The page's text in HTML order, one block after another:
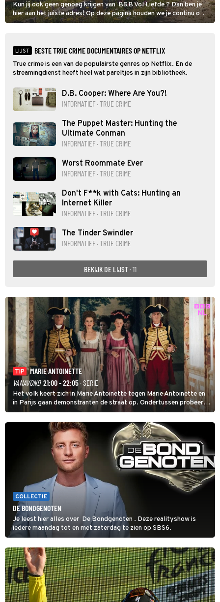
Kun jij ook geen genoeg krijgen van B&B Vol Liefde ? Dan ben je
hier aan het juiste adres! Op deze pagina houden we je continu op
de hoogte van al het nieuws over de datingshow.
LIJST BESTE TRUE CRIME DOCUMENTAIRES OP NETFLIX
True crime is een van de populairste genres op Netflix. En de
streamingdienst heeft heel wat pareltjes in zijn bibliotheek.
D.B. Cooper: Where Are You?!
INFORMATIEF · TRUE CRIME
The Puppet Master: Hunting the
Ultimate Conman
INFORMATIEF · TRUE CRIME
Worst Roommate Ever
INFORMATIEF · TRUE CRIME
Don't F**k with Cats: Hunting an
Internet Killer
INFORMATIEF · TRUE CRIME
The Tinder Swindler
INFORMATIEF · TRUE CRIME
BEKIJK DE LIJST · 11
TIP
MARIE ANTOINETTE
VANAVOND 21:00 - 22:05· SERIE
Het volk keert zich in Marie Antoinette tegen Marie Antoinette en
in Parijs gaan demonstranten de straat op. Ondertussen probeert
Marie Antoinette landgoed Saint-Cloud te kopen. Ze wil daar haar
kinderen veilig laten opgroeien.
COLLECTIE
DE BONDGENOTEN
Je leest hier alles over De Bondgenoten . Deze realityshow is
iedere maandag tot en met zaterdag te zien op SBS6.